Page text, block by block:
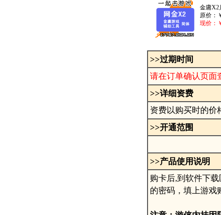
金庸X2
原价：
现价：
>>过期时间
请在订单确认页面
>>详细资费
资费以购买时的价
>>开通范围
>>产品使用说明
购卡后,到软件下
的密码，填上游戏